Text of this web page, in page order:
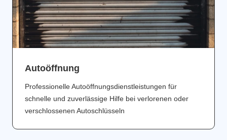
Аutoöffnung
Professionelle Autoöffnungsdienstleistungen für
schnelle und zuverlässige Hilfe bei verlorenen oder
verschlossenen Autoschlüsseln